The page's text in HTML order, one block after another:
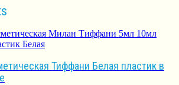
Тиффани Белая пластик в